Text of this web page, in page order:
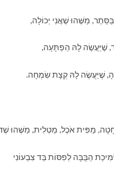
מַשֶּׁהוּ שֶׁאֲנִי יְכוֹלָה,
שֶׁיַּעֲשֶׂה לָהּ הַפְתָּעָה,
שֶׁיַּעֲשֶׂה לָהּ קְצָת שִׂמְחָה.
מַפִּית אֹכֶל, מַטְלִית, מַשֶּׁהוּ
הַבֻּבָּה לְפִסּוֹת בַּד צִבְעוֹנִי